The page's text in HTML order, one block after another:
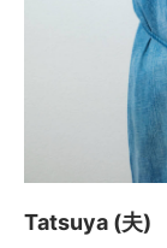
Tatsuya (夫)